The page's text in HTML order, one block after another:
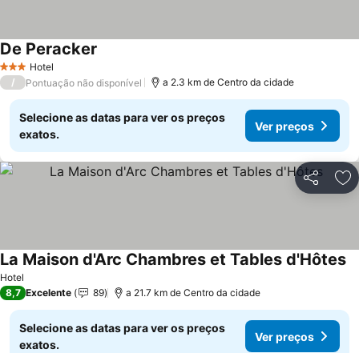
3 EstrelasHotel
De Peracker
/ Pontuação não disponível a 2.3 km de Centro da cidade
Selecione as datas para ver os preços
exatos.
Ver preços
Partilhar
Hotel
La Maison d'Arc Chambres et Tables d'Hôtes
8,7 Excelente 89 a 21.7 km de Centro da cidade
Selecione as datas para ver os preços
exatos.
Ver preços